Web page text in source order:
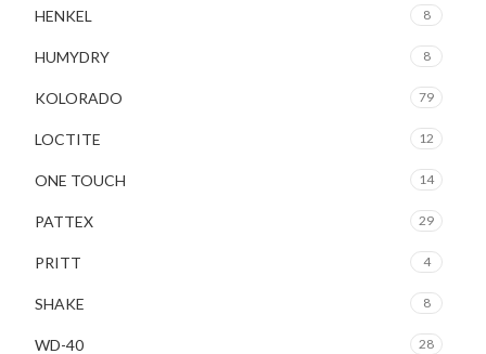
HENKEL 8
HUMYDRY 8
KOLORADO 79
LOCTITE 12
ONE TOUCH 14
PATTEX 29
PRITT 4
SHAKE 8
WD-40 28